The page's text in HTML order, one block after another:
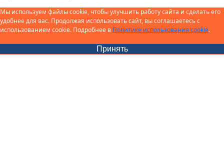
Мы используем файлы cookie, чтобы улучшить работу сайта и сделать его
удобнее для вас. Продолжая использовать сайт, вы соглашаетесь с
использованием cookie. Подробнее в Политике использования cookie.
Принять